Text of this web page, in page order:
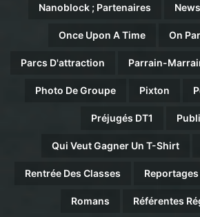
Nanoblock ; Partenaires
Once Upon A Time On
Parcs D'attraction Parrain-
Photo De Groupe Pixton
Préjugés DT1
Qui Veut Gagner Un T-Shirt
Rentrée Des Classes Reportages
Romans Référentes